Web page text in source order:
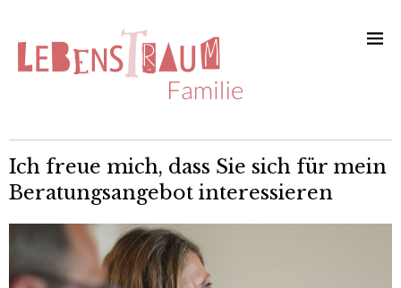
Ich freue mich, dass Sie sich für mein
Beratungsangebot interessieren